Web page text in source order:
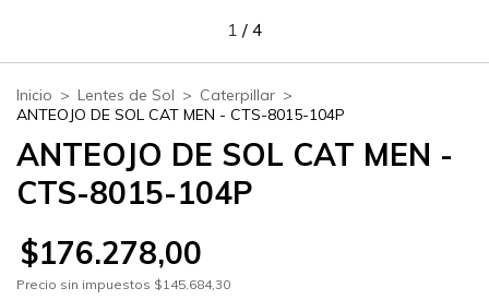
1 / 4
Inicio > Lentes de Sol > Caterpillar >
ANTEOJO DE SOL CAT MEN - CTS-8015-104P
ANTEOJO DE SOL CAT MEN -
CTS-8015-104P
$176.278,00
Precio sin impuestos $145.684,30